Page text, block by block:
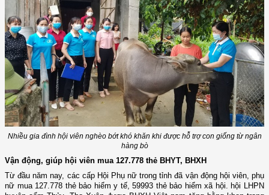
Nhiều gia đình hội viên nghèo bớt khó khăn khi được hỗ trợ con giống từ ngân
hàng bò
Vận động, giúp hội viên mua 127.778 thẻ BHYT, BHXH
Từ đầu năm nay, các cấp Hội Phụ nữ trong tỉnh đã vận động hội viên, phụ
nữ mua 127.778 thẻ bảo hiểm y tế, 59993 thẻ bảo hiểm xã hội. hội LHPN